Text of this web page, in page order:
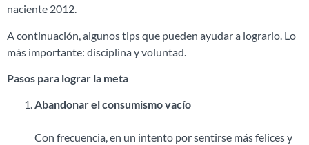
naciente 2012.
A continuación, algunos tips que pueden ayudar a lograrlo. Lo
más importante: disciplina y voluntad.
Pasos para lograr la meta
Abandonar el consumismo vacío
Con frecuencia, en un intento por sentirse más felices y